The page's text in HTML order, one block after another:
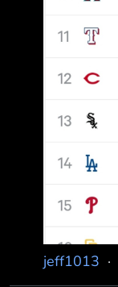
jeff1013 ·